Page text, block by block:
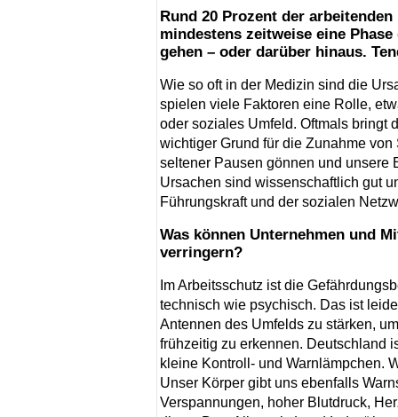
Rund 20 Prozent der
mindestens zeitweise eine
gehen – oder darüber hinaus.
Wie so oft in der Medizin sind die
spielen viele Faktoren eine Rolle,
oder soziales Umfeld. Oftmals bringt
wichtiger Grund für die Zunahme
seltener Pausen gönnen und unsere
Ursachen sind wissenschaftlich gut
Führungskraft und der sozialen
Was können Unternehmen und
verringern?
Im Arbeitsschutz ist die
technisch wie psychisch. Das ist
Antennen des Umfelds zu stärken,
frühzeitig zu erkennen. Deutschland
kleine Kontroll- und Warnlämpchen.
Unser Körper gibt uns ebenfalls
Verspannungen, hoher Blutdruck,